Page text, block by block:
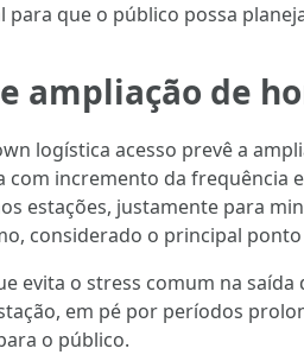
que o público possa
ampliação de
logística acesso prevê a
incremento da frequência
estações, justamente para
considerado o principal
evita o stress comum na
em pé por períodos
o público.